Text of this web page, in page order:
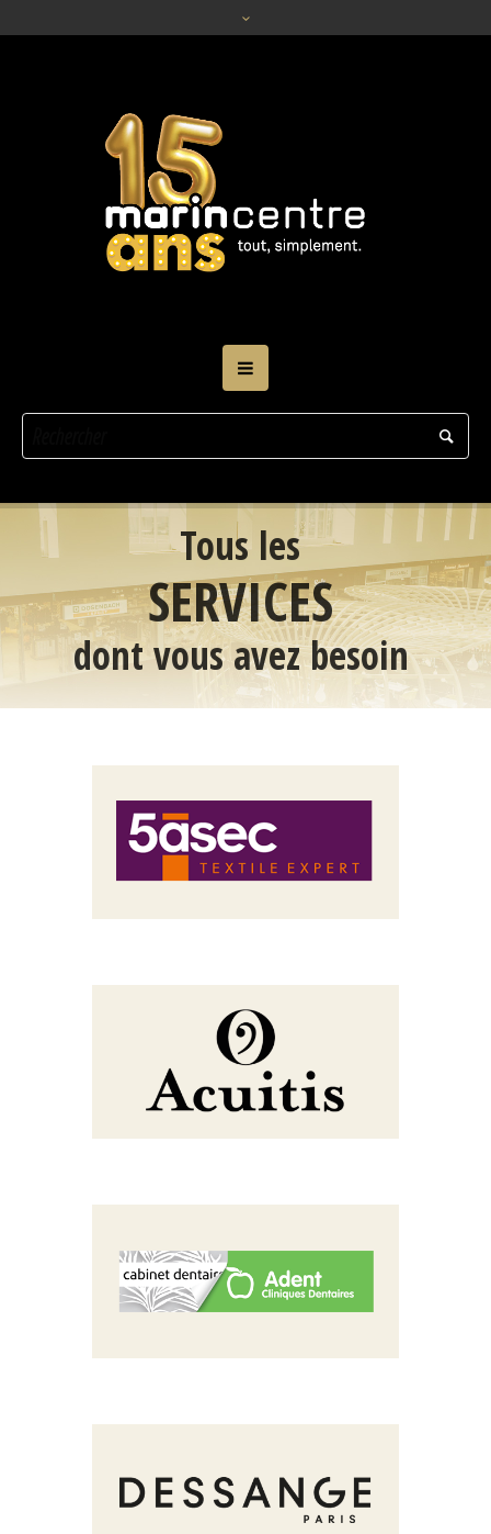
Tous les
SERVICES
C'est par ICI >
dont vous avez besoin